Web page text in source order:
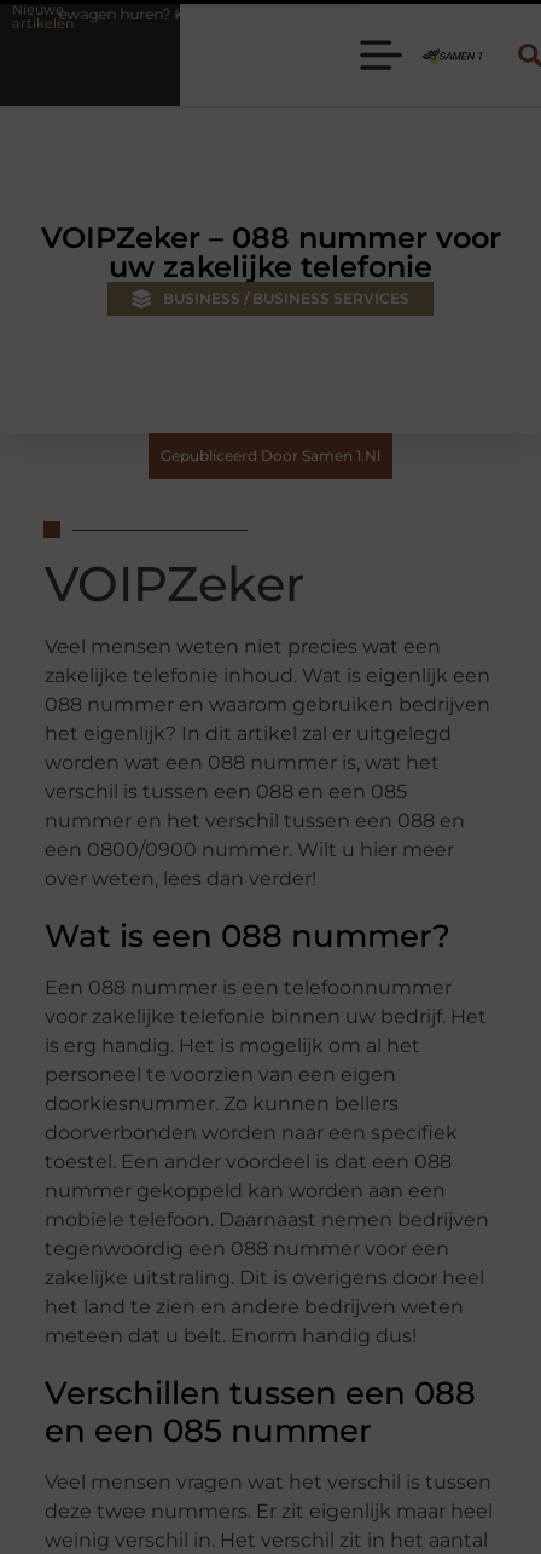
Nieuwe
artikelen
Kies de juiste aanhanger voor jouw klus
VOIPZeker – 088 nummer voor
uw zakelijke telefonie
BUSINESS / BUSINESS SERVICES
Gepubliceerd Door Samen 1.nl
VOIPZeker
Veel mensen weten niet precies wat een
zakelijke telefonie inhoud. Wat is eigenlijk een
088 nummer en waarom gebruiken bedrijven
het eigenlijk? In dit artikel zal er uitgelegd
worden wat een 088 nummer is, wat het
verschil is tussen een 088 en een 085
nummer en het verschil tussen een 088 en
een 0800/0900 nummer. Wilt u hier meer
over weten, lees dan verder!
Wat is een 088 nummer?
Een 088 nummer is een telefoonnummer
voor zakelijke telefonie binnen uw bedrijf. Het
is erg handig. Het is mogelijk om al het
personeel te voorzien van een eigen
doorkiesnummer. Zo kunnen bellers
doorverbonden worden naar een specifiek
toestel. Een ander voordeel is dat een 088
nummer gekoppeld kan worden aan een
mobiele telefoon. Daarnaast nemen bedrijven
tegenwoordig een 088 nummer voor een
zakelijke uitstraling. Dit is overigens door heel
het land te zien en andere bedrijven weten
meteen dat u belt. Enorm handig dus!
Verschillen tussen een 088
en een 085 nummer
Veel mensen vragen wat het verschil is tussen
deze twee nummers. Er zit eigenlijk maar heel
weinig verschil in. Het verschil zit in het aantal